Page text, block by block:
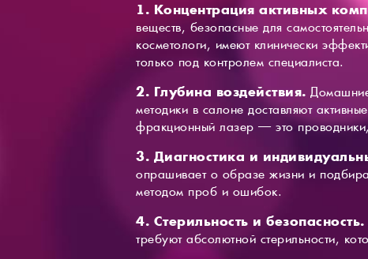
1. Концентрация активных
веществ, безопасные для
косметологи, имеют клинически
только под контролем специалиста.
2. Глубина воздействия.
методики в салоне доставляют
фракционный лазер — это
3. Диагностика и
опрашивает о образе жизни и
методом проб и ошибок.
4. Стерильность и безопасность.
требуют абсолютной стерильности,